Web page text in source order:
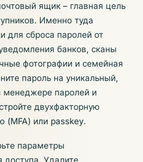
ящик – главная цель
Именно туда
для сброса паролей от
банков, сканы
фотографии и семейная
пароль на уникальный,
менеджере паролей и
двухфакторную
(MFA) или passkey.
параметры
доступа. Удалите